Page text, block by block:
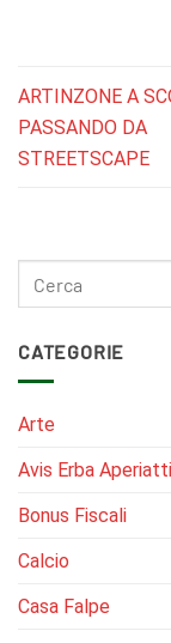
CATEGORIE
Arte
Avis Erba
Bonus Fiscali
Calcio
Casa Falpe
ARTINZONE A
PASSANDO DA
STREETSCAPE